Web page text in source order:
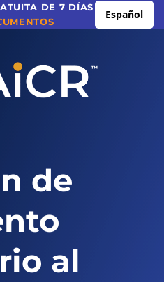
DE 7 DÍAS
Español
de
al